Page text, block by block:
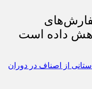
داده است